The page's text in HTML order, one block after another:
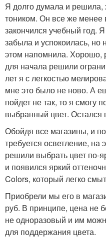
Я долго думала и
тоником. Он все же менее
закончился учебный год.
забыла и успокоилась, но
этом напомнила. Хорошо,
для начала решили
лет я с легкостью
мне это было не ново. А
пойдет не так, то я смогу
выбранный цвет. Остался
Обойдя все магазины, и
требуется осветление,
решили выбрать цвет по-
и появился яркий
Colors, который легко
Приобрели мы его в
руб. В принципе, цена не
не одноразовый и им
для поддержания цвета.